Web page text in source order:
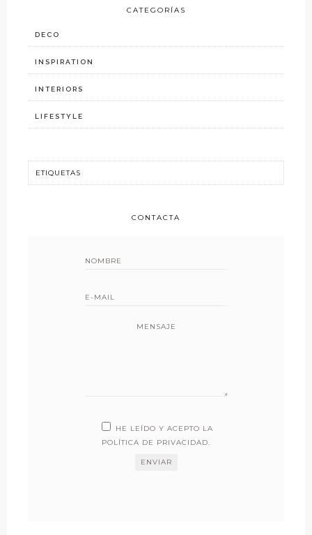
CATEGORÍAS
DECO
INSPIRATION
INTERIORS
LIFESTYLE
CONTACTA
MENSAJE
HE LEÍDO Y ACEPTO LA
POLÍTICA DE PRIVACIDAD